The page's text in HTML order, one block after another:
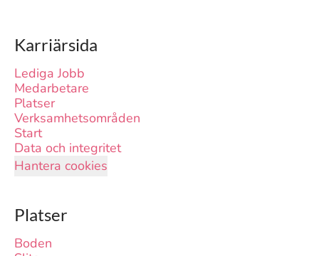
Karriärsida
Lediga Jobb
Medarbetare
Platser
Verksamhetsområden
Start
Data och integritet
Hantera cookies
Platser
Boden